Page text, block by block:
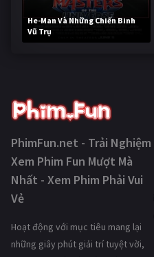
He-Man Và Những Chiến Binh
Vũ Trụ
236,590 lượt xem
PhimFun.net - Trải Nghiệm
Xem Phim Fun Mượt Mà
Nhất - Xem Phim Phải Vui
Vẻ
Hoạt động với mục tiêu mang lại
những giây phút giải trí tuyệt vời,